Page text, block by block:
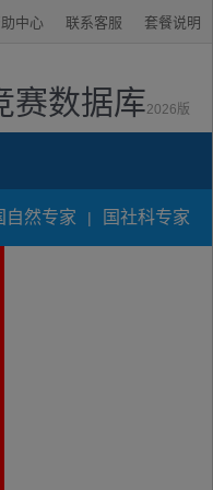
中心 联系客服 套餐说明
赛数据库2026版
自然专家 | 国社科专家